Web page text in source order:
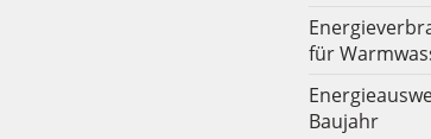
für
Baujahr